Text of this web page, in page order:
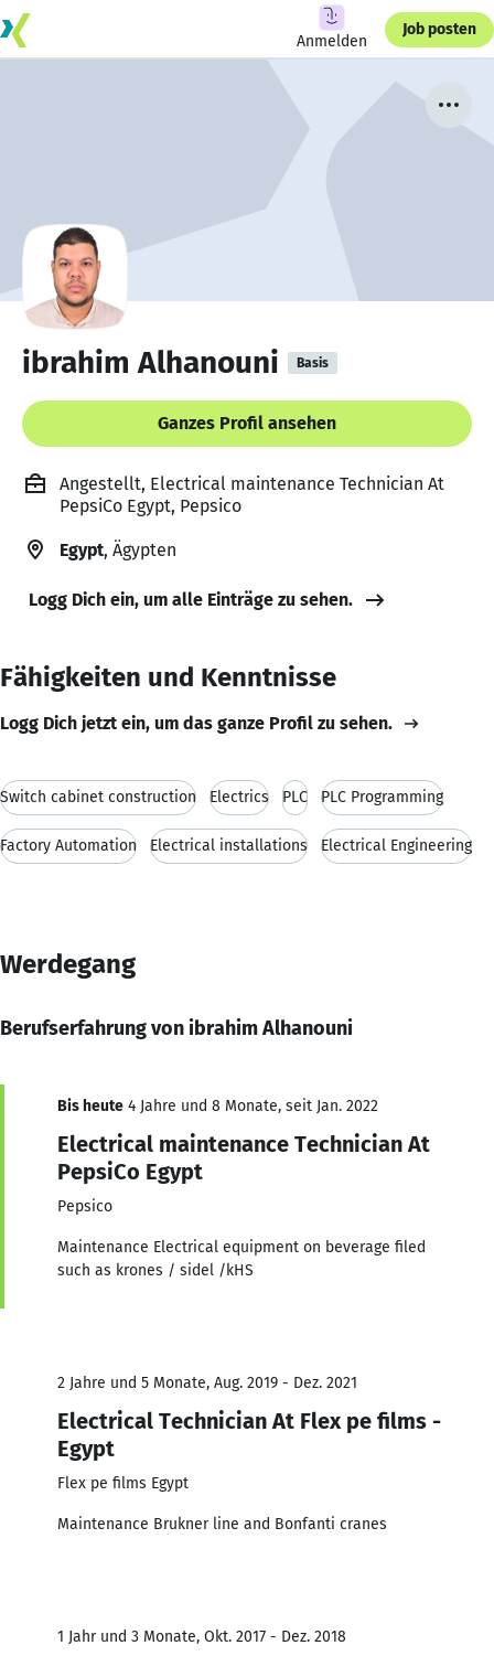
Anmelden
Job posten
ibrahim Alhanouni Basis
Ganzes Profil ansehen
Angestellt, Electrical maintenance Technician At
PepsiCo Egypt, Pepsico
Egypt, Ägypten
Logg Dich ein, um alle Einträge zu sehen.
Fähigkeiten und Kenntnisse
Logg Dich jetzt ein, um das ganze Profil zu sehen.
Switch cabinet construction Electrics PLC PLC Programming
Factory Automation Electrical installations Electrical Engineering
Werdegang
Berufserfahrung von ibrahim Alhanouni
Bis heute 4 Jahre und 8 Monate, seit Jan. 2022
Electrical maintenance Technician At
PepsiCo Egypt
Pepsico
Maintenance Electrical equipment on beverage filed
such as krones / sidel /kHS
2 Jahre und 5 Monate, Aug. 2019 - Dez. 2021
Electrical Technician At Flex pe films -
Egypt
Flex pe films Egypt
Maintenance Brukner line and Bonfanti cranes
1 Jahr und 3 Monate, Okt. 2017 - Dez. 2018